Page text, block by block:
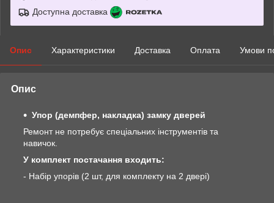
Доступна доставка
Опис Характеристики Доставка Оплата Умови
Опис
Упор (демпфер, накладка) замку дверей
Ремонт не потребує спеціальних інструментів та
навичок.
У комплект постачання входить:
- Набір упорів (2 шт, для комплекту на 2 двері)